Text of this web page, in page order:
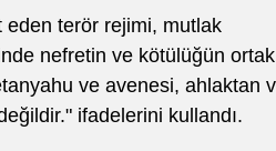
eden terör rejimi, mutlak
nefretin ve kötülüğün ortak
ve avenesi, ahlaktan
ifadelerini kullandı.